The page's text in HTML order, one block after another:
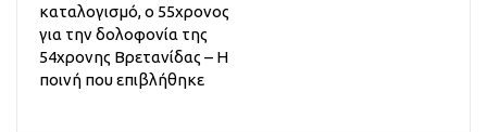
καταλογισμό, ο 55χρονος
για την δολοφονία της
54χρονης Βρετανίδας – Η
ποινή που επιβλήθηκε